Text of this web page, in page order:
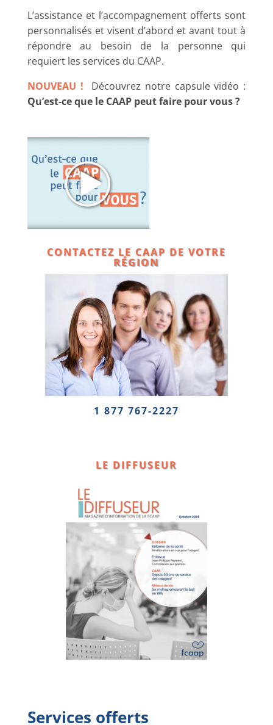
L’assistance et l’accompagnement offerts sont
personnalisés et visent d’abord et avant tout à
répondre au besoin de la personne qui
requiert les services du CAAP.
NOUVEAU ! Découvrez notre capsule vidéo :
Qu’est-ce que le CAAP peut faire pour vous ?
CONTACTEZ LE CAAP DE VOTRE
RÉGION
1 877 767-2227
LE DIFFUSEUR
Services offerts